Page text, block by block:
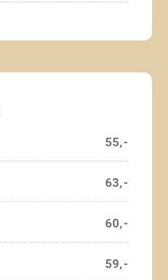
55,-
63,-
60,-
59,-